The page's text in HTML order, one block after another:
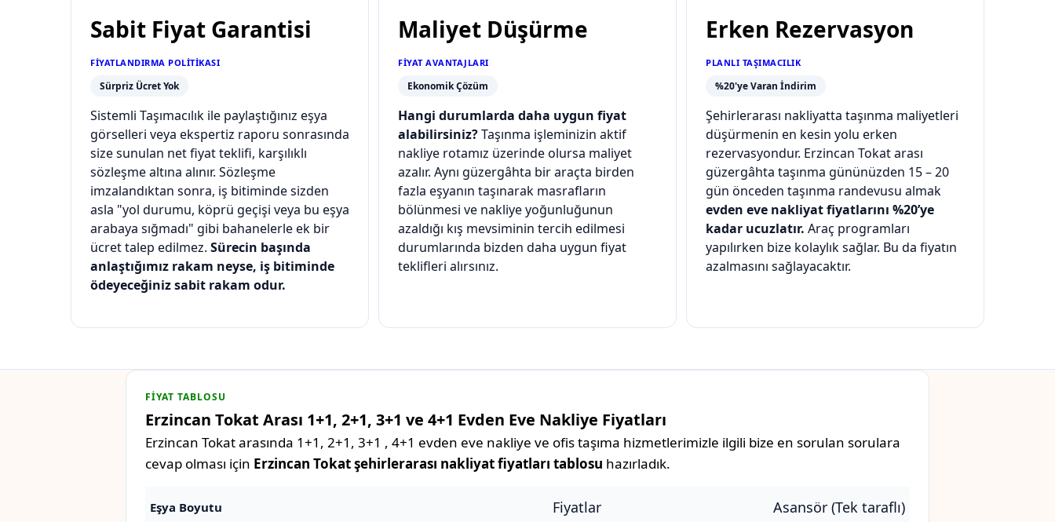
Sabit Fiyat Garantisi
FIYATLANDIRMA POLITIKASI
Sürpriz Ücret Yok
Sistemli Taşımacılık ile paylaştığınız eşya
görselleri veya ekspertiz raporu sonrasında
size sunulan net fiyat teklifi, karşılıklı
sözleşme altına alınır. Sözleşme
imzalandıktan sonra, iş bitiminde sizden
asla "yol durumu, köprü geçişi veya bu eşya
arabaya sığmadı" gibi bahanelerle ek bir
ücret talep edilmez. Sürecin başında
anlaştığımız rakam neyse, iş bitiminde
ödeyeceğiniz sabit rakam odur.
Maliyet Düşürme
FIYAT AVANTAJLARI
Ekonomik Çözüm
Hangi durumlarda daha uygun fiyat
alabilirsiniz?Taşınma işleminizin aktif
nakliye rotamız üzerinde olursa maliyet
azalır. Aynı güzergâhta bir araçta birden
fazla eşyanın taşınarak masrafların
bölünmesi ve nakliye yoğunluğunun
azaldığı kış mevsiminin tercih edilmesi
durumlarında bizden daha uygun fiyat
teklifleri alırsınız.
Erken Rezervasyon
PLANLI TAŞIMACILIK
%20'ye Varan İndirim
Şehirlerarası nakliyatta taşınma maliyetleri
düşürmenin en kesin yolu erken
rezervasyondur. Erzincan Tokat arası
güzergâhta taşınma gününüzden 15 – 20
gün önceden taşınma randevusu almak
evden eve nakliyat fiyatlarını %20’ye
kadar ucuzlatır. Araç programları
yapılırken bize kolaylık sağlar. Bu da fiyatın
azalmasını sağlayacaktır.
FIYAT TABLOSU
Erzincan Tokat Arası 1+1, 2+1, 3+1 ve 4+1 Evden Eve Nakliye Fiyatları
Erzincan Tokat arasında 1+1, 2+1, 3+1 , 4+1 evden eve nakliye ve ofis taşıma hizmetlerimizle ilgili bize en sorulan sorulara
cevap olması için Erzincan Tokat şehirlerarası nakliyat fiyatları tablosu hazırladık.
Eşya Boyutu Fiyatlar Asansör (Tek taraflı)